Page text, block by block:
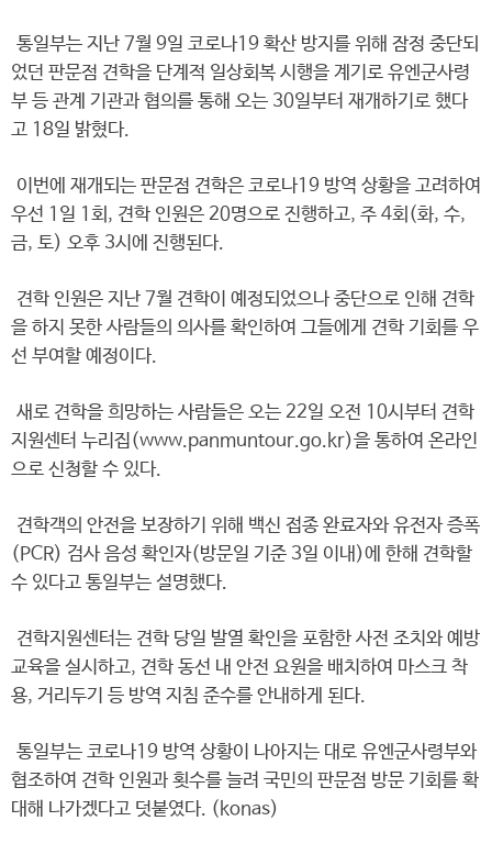
통일부는 지난 7월 9일 코로나19 확산 방지를 위해 잠정 중단되
었던 판문점 견학을 단계적 일상회복 시행을 계기로 유엔군사령
부 등 관계 기관과 협의를 통해 오는 30일부터 재개하기로 했다
고 18일 밝혔다.
이번에 재개되는 판문점 견학은 코로나19 방역 상황을 고려하여
우선 1일 1회, 견학 인원은 20명으로 진행하고, 주 4회(화, 수,
금, 토) 오후 3시에 진행된다.
견학 인원은 지난 7월 견학이 예정되었으나 중단으로 인해 견학
을 하지 못한 사람들의 의사를 확인하여 그들에게 견학 기회를 우
선 부여할 예정이다.
새로 견학을 희망하는 사람들은 오는 22일 오전 10시부터 견학
지원센터 누리집(www.panmuntour.go.kr)을 통하여 온라인
으로 신청할 수 있다.
견학객의 안전을 보장하기 위해 백신 접종 완료자와 유전자 증폭
(PCR) 검사 음성 확인자(방문일 기준 3일 이내)에 한해 견학할
수 있다고 통일부는 설명했다.
견학지원센터는 견학 당일 발열 확인을 포함한 사전 조치와 예방
교육을 실시하고, 견학 동선 내 안전 요원을 배치하여 마스크 착
용, 거리두기 등 방역 지침 준수를 안내하게 된다.
통일부는 코로나19 방역 상황이 나아지는 대로 유엔군사령부와
협조하여 견학 인원과 횟수를 늘려 국민의 판문점 방문 기회를 확
대해 나가겠다고 덧붙였다. (konas)